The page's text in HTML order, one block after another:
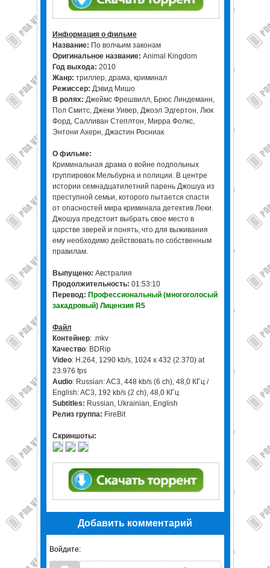
Информация о фильме
Название: По волчьим законам
Оригинальное название: Animal Kingdom
Год выхода: 2010
Жанр: триллер, драма, криминал
Режисcер: Дэвид Мишо
В ролях: Джеймс Фрешвилл, Брюс Линдеманн,
Пол Смитс, Джеки Уивер, Джоэл Эдгертон, Люк
Форд, Салливан Степлтон, Мирра Фолкс,
Энтони Ахерн, Джастин Росниак
О фильме:
Криминальная драма о войне подпольных
группировок Мельбурна и полиции. В центре
истории семнадцатилетний парень Джошуа из
преступной семьи, которого пытается спасти
от опасностей мира криминала детектив Леки.
Джошуа предстоит выбрать свое место в
царстве зверей и понять, что для выживания
ему необходимо действовать по собственным
правилам.
Выпущено: Австралия
Продолжительность: 01:53:10
Перевод: Профессиональный (многоголосый
закадровый) Лицензия R5
Файл
Контейнер: .mkv
Качество: BDRip
Video: H.264, 1290 kb/s, 1024 x 432 (2.370) at
23.976 fps
Audio: Russian: AC3, 448 kb/s (6 ch), 48,0 КГц /
English: AC3, 192 kb/s (2 ch), 48,0 КГц
Subtitles: Russian, Ukrainian, English
Релиз группа: FireBit
Скриншоты:
Добавить комментарий
Войдите: